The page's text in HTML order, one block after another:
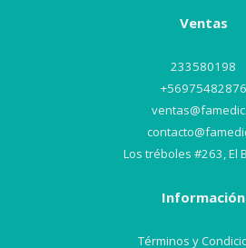
Ventas
233580198
+56975482876
Los tréboles #263, El
Información
Términos y